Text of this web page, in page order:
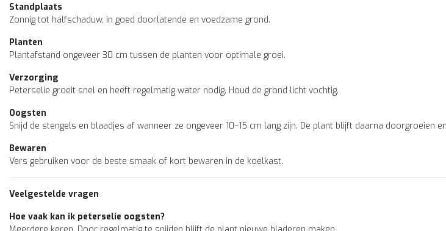
Standplaats
Zonnig tot halfschaduw, in goed doorlatende en voedzame grond.
Planten
Plantafstand ongeveer 30 cm tussen de planten voor optimale groei.
Verzorging
Peterselie groeit snel en heeft regelmatig water nodig. Houd de grond licht vochtig.
Oogsten
Snijd de stengels en blaadjes af wanneer ze ongeveer 10–15 cm lang zijn. De plant blijft daarna doorgroeien
Bewaren
Vers gebruiken voor de beste smaak of kort bewaren in de koelkast.
Veelgestelde vragen
Hoe vaak kan ik peterselie oogsten?